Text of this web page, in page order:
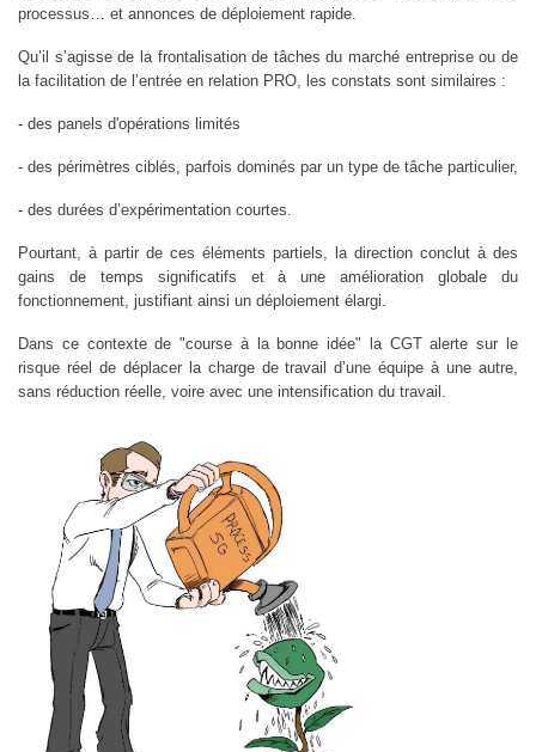
processus… et annonces de déploiement rapide.
Qu’il s’agisse de la frontalisation de tâches du marché entreprise ou de
la facilitation de l’entrée en relation PRO, les constats sont similaires :
- des panels d'opérations limités
- des périmètres ciblés, parfois dominés par un type de tâche particulier,
- des durées d’expérimentation courtes.
Pourtant, à partir de ces éléments partiels, la direction conclut à des
gains de temps significatifs et à une amélioration globale du
fonctionnement, justifiant ainsi un déploiement élargi.
Dans ce contexte de "course à la bonne idée" la CGT alerte sur le
risque réel de déplacer la charge de travail d’une équipe à une autre,
sans réduction réelle, voire avec une intensification du travail.